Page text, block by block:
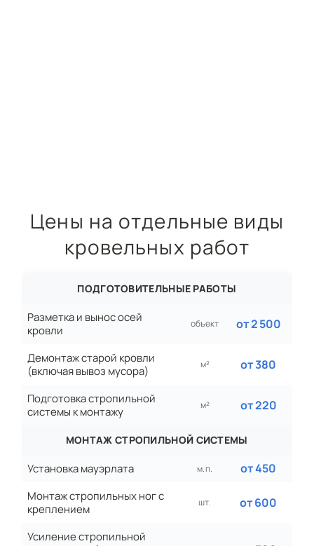
Цены на отдельные виды
кровельных работ
ПОДГОТОВИТЕЛЬНЫЕ РАБОТЫ
Разметка и вынос осей
кровли
объект от 2 500
Демонтаж старой кровли
(включая вывоз мусора)
м² от 380
Подготовка стропильной
системы к монтажу
м² от 220
МОНТАЖ СТРОПИЛЬНОЙ СИСТЕМЫ
Установка мауэрлата м. п. от 450
Монтаж стропильных ног с
креплением
шт. от 600
Усиление стропильной